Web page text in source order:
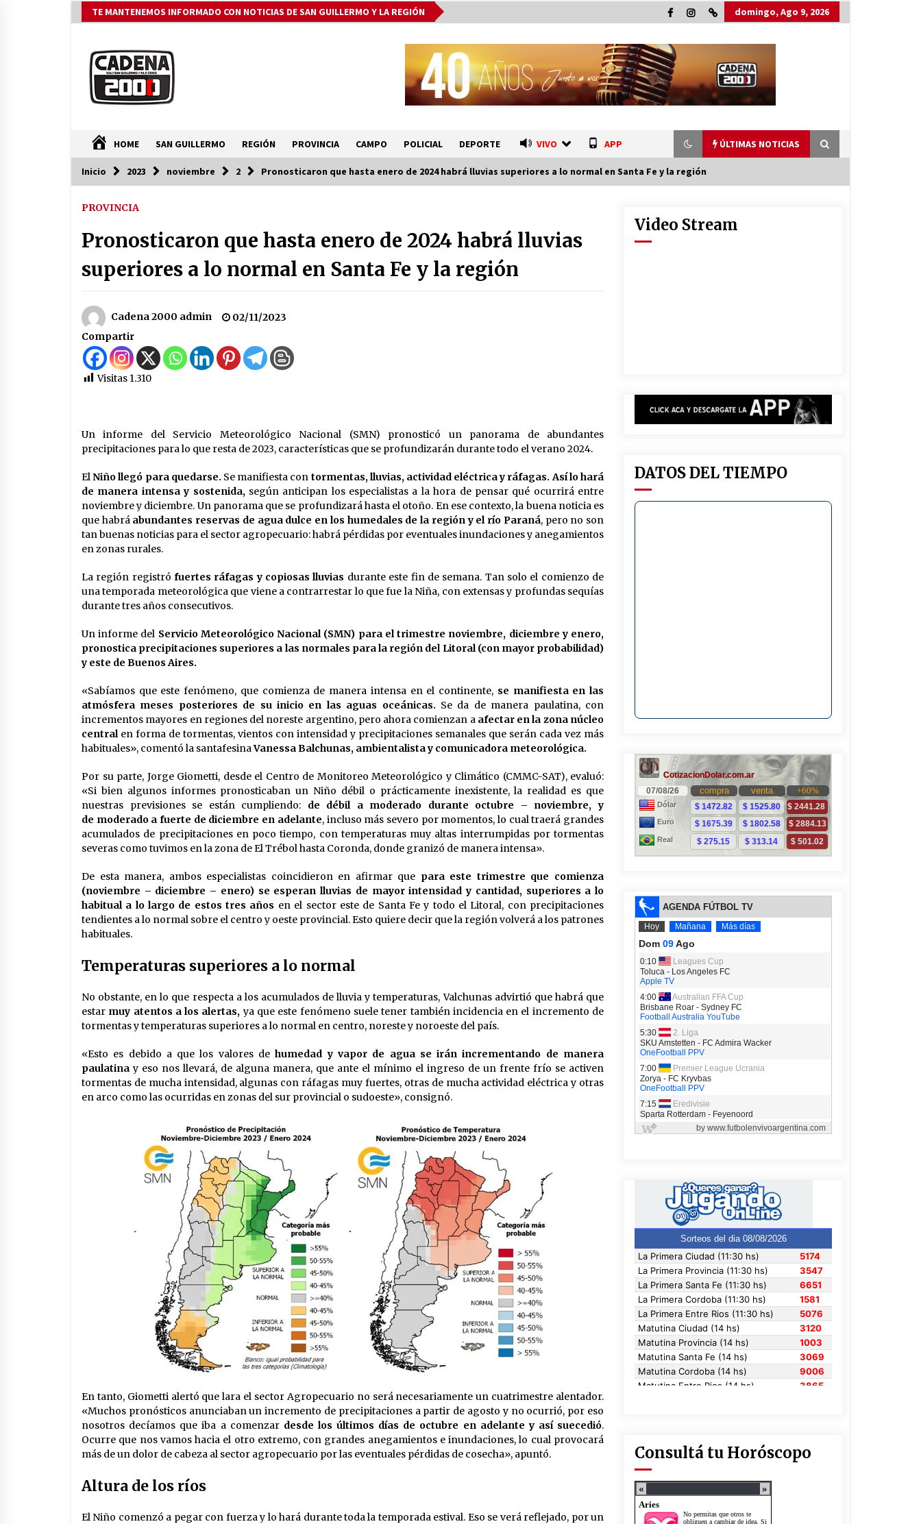
Saltar
al
TE MANTENEMOS INFORMADO CON NOTICIAS DE SAN GUILLERMO Y LA REGIÓN domingo, Ago 9, 2026
HOME SAN GUILLERMO REGIÓN PROVINCIA CAMPO POLICIAL DEPORTE VIVO APP ÚLTIMAS NOTICIAS
ÚLTIMAS NOTICIAS
habiltaron obras en C. Bossi y en 2
Rosas y La legua e inauguraron 24
viviendas en Suardi
08/08/2026
emergencia hídrica y otros
proyectos clave
07/08/2026
La Municipalidad de San Guillermo
continúa apostando a la
06/08/2026
La Provincia cerró en Ceres la 1°
ronda de jornadas regionales
sobre el fenómeno de El Niño 2026-
marco de fuertes inversiones
educativas
04/08/2026
y recorrieron obras junto a la
intendente Dupouy
04/08/2026
La Municipalidad de San Guillermo
realizó una nueva entrega del
Inicio 2023 noviembre 2 Pronosticaron que hasta enero de 2024 habrá lluvias superiores a lo normal en Santa Fe y la región
PROVINCIA
Pronosticaron que hasta enero de 2024 habrá lluvias
superiores a lo normal en Santa Fe y la región
Cadena 2000 admin
02/11/2023
Compartir
Visitas 1.310
Un informe del Servicio Meteorológico Nacional (SMN) pronosticó un panorama de abundantes
precipitaciones para lo que resta de 2023, características que se profundizarán durante todo el verano 2024.
ElNiño llegó para quedarse. Se manifiesta con tormentas, lluvias, actividad eléctrica y ráfagas. Así lo hará
de manera intensa y sostenida,según anticipan los especialistas a la hora de pensar qué ocurrirá entre
noviembre y diciembre. Un panorama que se profundizará hasta el otoño. En ese contexto, la buena noticia es
que habrá abundantes reservas de agua dulce en los humedales de la región y el río Paraná, pero no son
tan buenas noticias para el sector agropecuario: habrá pérdidas por eventuales inundaciones y anegamientos
en zonas rurales.
La región registrófuertes ráfagas y copiosas lluvias durante este fin de semana. Tan solo el comienzo de
una temporada meteorológica que viene a contrarrestar lo que fue la Niña, con extensas y profundas sequías
durante tres años consecutivos.
Un informe del Servicio Meteorológico Nacional (SMN) para el trimestre noviembre, diciembre y enero,
pronostica precipitaciones superiores a las normales para la región del Litoral (con mayor probabilidad)
y este de Buenos Aires.
«Sabíamos que este fenómeno, que comienza de manera intensa en el continente, se manifiesta en las
atmósfera meses posteriores de su inicio en las aguas oceánicas. Se da de manera paulatina, con
incrementos mayores en regiones del noreste argentino, pero ahora comienzan a afectar en la zona núcleo
centralen forma de tormentas, vientos con intensidad y precipitaciones semanales que serán cada vez más
habituales», comentó la santafesinaVanessa Balchunas, ambientalista y comunicadora meteorológica.
Por su parte, Jorge Giometti, desde el Centro de Monitoreo Meteorológico y Climático (CMMC-SAT), evaluó:
«Si bien algunos informes pronosticaban un Niño débil o prácticamente inexistente, la realidad es que
nuestras previsiones se están cumpliendo: de débil a moderado durante octubre – noviembre, y
de moderado a fuerte de diciembre en adelante, incluso más severo por momentos, lo cual traerá grandes
acumulados de precipitaciones en poco tiempo, con temperaturas muy altas interrumpidas por tormentas
severas como tuvimos en la zona de El Trébol hasta Coronda, donde granizó de manera intensa».
De esta manera, ambos especialistas coincidieron en afirmar que para este trimestre que comienza
(noviembre – diciembre – enero) se esperan lluvias de mayor intensidad y cantidad, superiores a lo
habitual a lo largo de estos tres años en el sector este de Santa Fe y todo el Litoral, con precipitaciones
tendientes a lo normal sobre el centro y oeste provincial. Esto quiere decir que la región volverá a los patrones
habituales.
Temperaturas superiores a lo normal
No obstante, en lo que respecta a los acumulados de lluvia y temperaturas, Valchunas advirtió que habrá que
estar muy atentos a los alertas, ya que este fenómeno suele tener también incidencia en el incremento de
tormentas y temperaturas superiores a lo normal en centro, noreste y noroeste del país.
«Esto es debido a que los valores dehumedad y vapor de agua se irán incrementando de manera
paulatina y eso nos llevará, de alguna manera, que ante el mínimo el ingreso de un frente frío se activen
tormentas de mucha intensidad, algunas con ráfagas muy fuertes, otras de mucha actividad eléctrica y otras
en arco como las ocurridas en zonas del sur provincial o sudoeste», consignó.
En tanto, Giometti alertó que lara el sector Agropecuario no será necesariamente un cuatrimestre alentador.
«Muchos pronósticos anunciaban un incremento de precipitaciones a partir de agosto y no ocurrió, por eso
nosotros decíamos que iba a comenzar desde los últimos días de octubre en adelante y así suecedió.
Ocurre que nos vamos hacia el otro extremo, con grandes anegamientos e inundaciones, lo cual provocará
más de un dolor de cabeza al sector agropecuario por las eventuales pérdidas de cosecha», apuntó.
Altura de los ríos
El Niño comenzó a pegar con fuerza y lo hará durante toda la temporada estival. Eso se verá reflejado, por un
Video Stream
DATOS DEL TIEMPO
Consultá tu Horóscopo